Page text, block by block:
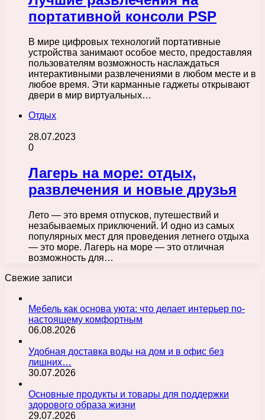
портативной консоли PSP
В мире цифровых технологий портативные
устройства занимают особое место, предоставляя
пользователям возможность наслаждаться
интерактивными развлечениями в любом месте и в
любое время. Эти карманные гаджеты открывают
двери в мир виртуальных…
Отдых
28.07.2023
0
Лагерь на море: отдых,
развлечения и новые друзья
Лето — это время отпусков, путешествий и
незабываемых приключений. И одно из самых
популярных мест для проведения летнего отдыха
— это море. Лагерь на море — это отличная
возможность для…
Свежие записи
Мебель как основа уюта: что делает интерьер по-
настоящему комфортным
06.08.2026
Удобная доставка воды на дом и в офис без
лишних…
30.07.2026
Основные продукты и товары для поддержки
здорового образа жизни
29.07.2026